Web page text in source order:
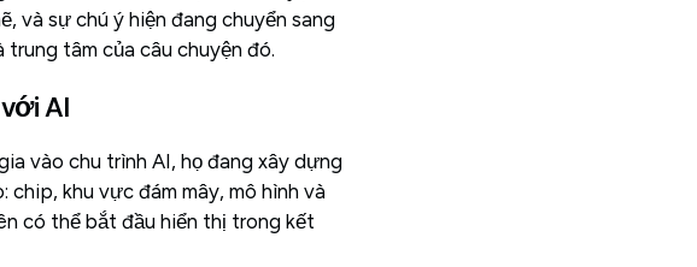
và sự chú ý hiện đang chuyển sang
tâm của câu chuyện đó.
AI
vào chu trình AI, họ đang xây dựng
khu vực đám mây, mô hình và
có thể bắt đầu hiển thị trong kết